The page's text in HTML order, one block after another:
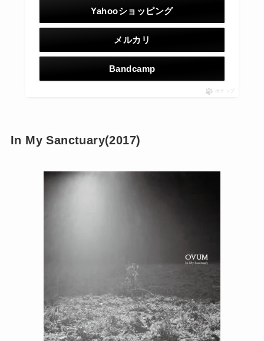
Yahooショッピング
メルカリ
Bandcamp
ポチップ
In My Sanctuary(2017)